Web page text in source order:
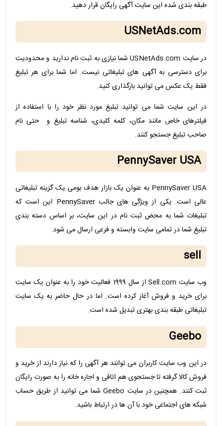
طبقه بندی شده این سایت آگهی رایگان قرار دهید.
USNetAds.com
در سایت USNetAds.com شما نیازی به ثبت نام ندارید و محدودیت
برای دسترسی به آگهی های تبلیغاتی نیست. اما شما برای هر تبلیغ
فقط یک عکس می توانید بارگذاری کنید.
در این سایت شما می توانید تبلیغ مورد نظر خود را با استفاده از
فیلترهای خاص مانند مکان، کلمه کلیدی، شناسه تبلیغ و حتی نام
صاحب تبلیغ جستجو کنند.
PennySaver USA
PennySaver USA به عنوان یک بازار هدف بومی یک گزینه تبلیغاتی
عالی است. یکی از ویژگی های جالب PennySaver این است که
تبلیغات شما به محض ثبت نام در این سایت، بر اساس دسته بندی
تبلیغ شما در تمامی سایت وابسته و فرعی ارسال می شود.
sell
وب سایت Sell.com از سال 1999 فعالیت خود را به عنوان یک سایت
برای خرید و فروش آغاز کرده است. اما در حال حاضر به یک سایت
تبلیغاتی طبقه بندی بهتری تبدیل شده است.
Geebo
در این وب سایت کاربران می توانند هر آگهی را که نیاز دارند از خرید و
فروش کالا گرفته تا جستجوی هم اتاقی و اجاره خانه را به صورت رایگان
ثبت کنند. همچنین در سایت Geebo شما می توانید از طریق حساب
شبکه های اجتماعی خود با آن ها در ارتباط باشید.